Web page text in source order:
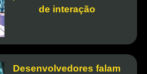
de interação
Desenvolvedores falam